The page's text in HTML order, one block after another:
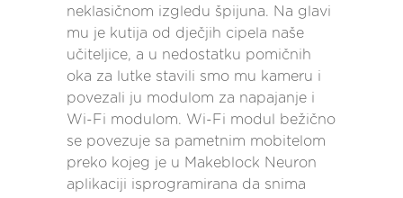
neklasičnom izgledu špijuna. Na glavi
mu je kutija od dječjih cipela naše
učiteljice, a u nedostatku pomičnih
oka za lutke stavili smo mu kameru i
povezali ju modulom za napajanje i
Wi-Fi modulom. Wi-Fi modul bežično
se povezuje sa pametnim mobitelom
preko kojeg je u Makeblock Neuron
aplikaciji isprogramirana da snima